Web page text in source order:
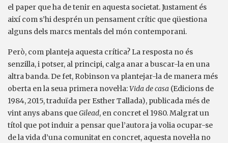
el paper que ha de tenir en aquesta societat. Justament és
així com s’hi desprén un pensament crític que qüestiona
alguns dels marcs mentals del món contemporani.
Però, com planteja aquesta crítica? La resposta no és
senzilla, i potser, al principi, calga anar a buscar-la en una
altra banda. De fet, Robinson va plantejar-la de manera més
oberta en la seua primera novel·la:Vida de casa (Edicions de
1984, 2015, traduïda per Esther Tallada), publicada més de
vint anys abans queGilead, en concret el 1980. Malgrat un
títol que pot induir a pensar que l’autora ja volia ocupar-se
de la vida d’una comunitat en concret, aquesta novel·la no